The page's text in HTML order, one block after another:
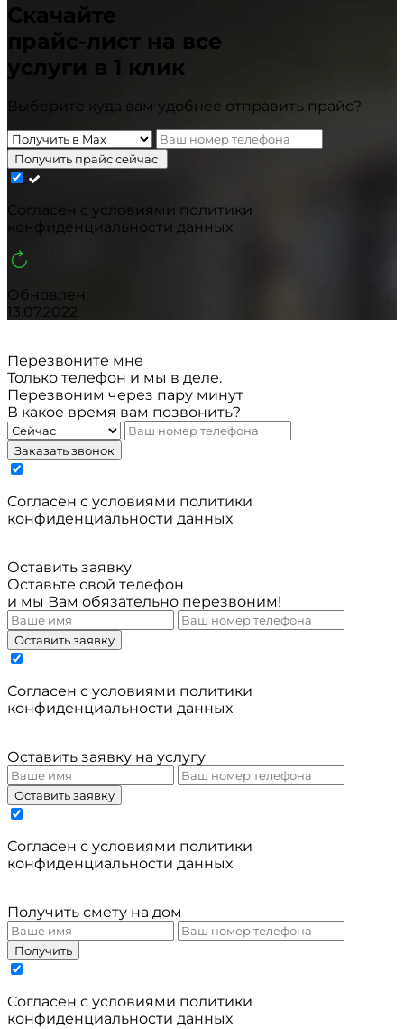
Скачайте
прайс-лист на все
услуги в 1 клик
Выберите куда вам удобнее отправить прайс?
Получить прайс сейчас
Cогласен с условиями политики
конфиденциальности данных
Обновлен:
13.07.2022
Перезвоните мне
Только телефон и мы в деле.
Перезвоним через пару минут
В какое время вам позвонить?
Заказать звонок
Cогласен с условиями политики
конфиденциальности данных
Оставить заявку
Оставьте свой телефон
и мы Вам обязательно перезвоним!
Оставить заявку
Cогласен с условиями политики
конфиденциальности данных
Оставить заявку на услугу
Оставить заявку
Cогласен с условиями политики
конфиденциальности данных
Получить смету на дом
Получить
Cогласен с условиями политики
конфиденциальности данных